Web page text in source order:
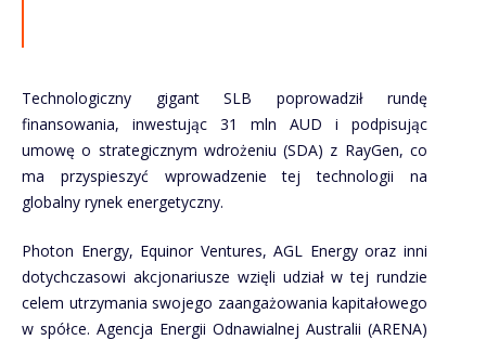
Technologiczny gigant SLB poprowadził rundę
finansowania, inwestując 31 mln AUD i podpisując
umowę o strategicznym wdrożeniu (SDA) z RayGen, co
ma przyspieszyć wprowadzenie tej technologii na
globalny rynek energetyczny.
Photon Energy, Equinor Ventures, AGL Energy oraz inni
dotychczasowi akcjonariusze wzięli udział w tej rundzie
celem utrzymania swojego zaangażowania kapitałowego
w spółce. Agencja Energii Odnawialnej Australii (ARENA)